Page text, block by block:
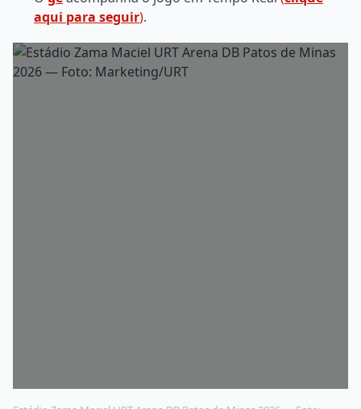
aqui para seguir).